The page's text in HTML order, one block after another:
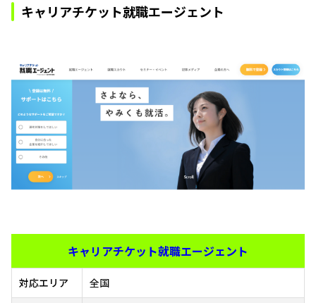
キャリアチケット就職エージェント
キャリアチケット就職エージェント
対応エリア 全国